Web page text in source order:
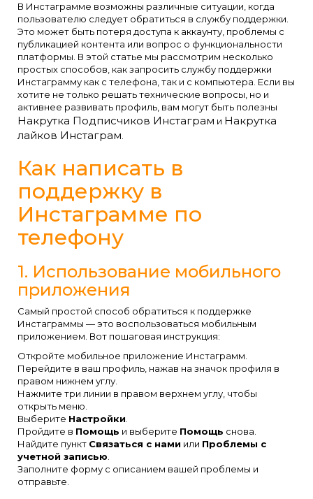
В Инстаграмме возможны различные ситуации, когда
пользователю следует обратиться в службу поддержки.
Это может быть потеря доступа к аккаунту, проблемы с
публикацией контента или вопрос о функциональности
платформы. В этой статье мы рассмотрим несколько
простых способов, как запросить службу поддержки
Инстаграмму как с телефона, так и с компьютера. Если вы
хотите не только решать технические вопросы, но и
активнее развивать профиль, вам могут быть полезны
Накрутка Подписчиков Инстаграм и Накрутка
лайков Инстаграм.
Как написать в
поддержку в
Инстаграмме по
телефону
1. Использование мобильного
приложения
Самый простой способ обратиться к поддержке
Инстаграммы — это воспользоваться мобильным
приложением. Вот пошаговая инструкция:
Откройте мобильное приложение Инстаграмм.
Перейдите в ваш профиль, нажав на значок профиля в
правом нижнем углу.
Нажмите три линии в правом верхнем углу, чтобы
открыть меню.
Выберите Настройки
Пройдите в Помощь и выберите Помощь снова.
Найдите пункт Связаться с нами или Проблемы с
учетной записью
Заполните форму с описанием вашей проблемы и
отправьте.